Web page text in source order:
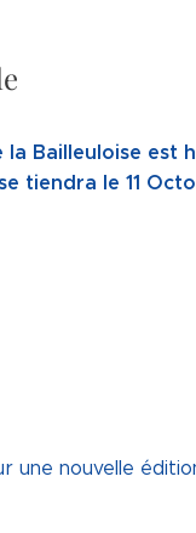
la Bailleuloise est
tiendra le 11
une nouvelle